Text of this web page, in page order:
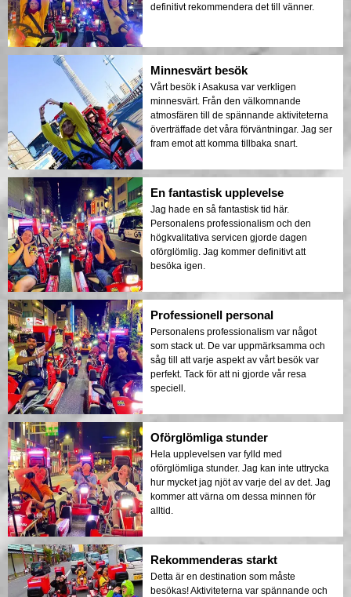
definitivt rekommendera det till vänner.
Minnesvärt besök
Vårt besök i Asakusa var verkligen
minnesvärt. Från den välkomnande
atmosfären till de spännande aktiviteterna
överträffade det våra förväntningar. Jag ser
fram emot att komma tillbaka snart.
En fantastisk upplevelse
Jag hade en så fantastisk tid här.
Personalens professionalism och den
högkvalitativa servicen gjorde dagen
oförglömlig. Jag kommer definitivt att
besöka igen.
Professionell personal
Personalens professionalism var något
som stack ut. De var uppmärksamma och
såg till att varje aspekt av vårt besök var
perfekt. Tack för att ni gjorde vår resa
speciell.
Oförglömliga stunder
Hela upplevelsen var fylld med
oförglömliga stunder. Jag kan inte uttrycka
hur mycket jag njöt av varje del av det. Jag
kommer att värna om dessa minnen för
alltid.
Rekommenderas starkt
Detta är en destination som måste
besökas! Aktiviteterna var spännande och